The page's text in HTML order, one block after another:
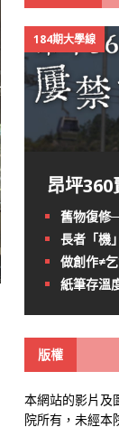
184期大學線
昂坪
舊物復修
長者「機
做創作≠
紙筆存溫
版權
本網站的影片及
院所有，未經本